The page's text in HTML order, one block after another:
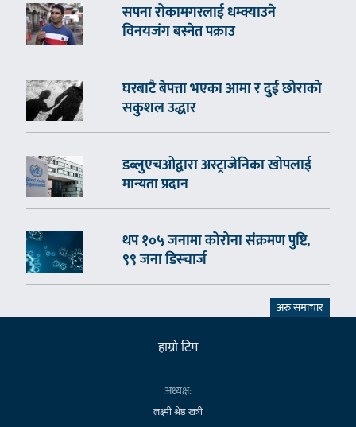
सपना रोकामगरलाई धम्क्याउने
विनयजंग बस्नेत पक्राउ
घरबाटै बेपत्ता भएका आमा र दुई छोराको
सकुशल उद्धार
डब्लुएचओद्वारा अस्ट्राजेनिका खोपलाई
मान्यता प्रदान
थप १०५ जनामा कोरोना संक्रमण पुष्टि,
९९ जना डिस्चार्ज
अरु समाचार
हाम्राे टिम
अध्यक्ष:
लक्ष्मी श्रेष्ठ खत्री